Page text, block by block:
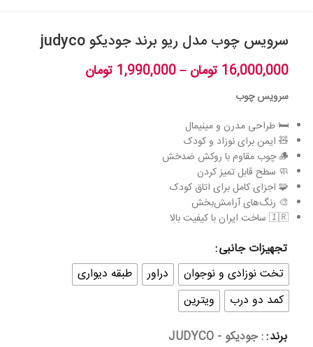
سرویس چوب مدل ریو برند جودیکو judyco
16,000,000 تومان –
1,990,000 تومان
سرویس چوب
🛏️ طراحی مدرن و مینیمال
🧸 ایمن برای نوزاد و کودک
🪵 چوب مقاوم با روکش ضدخش
🧼 سطح قابل تمیز کردن
🧩 اجزای کامل برای اتاق کودک
🎨 رنگ‌های آرامش‌بخش
🇮🇷 ساخت ایران با کیفیت بالا
تجهیزات جانبی
تخت نوزادی و نوجوان
دراور
طبقه دیواری
کمد دو درب
ویترین
برند : جودیکو - JUDYCO